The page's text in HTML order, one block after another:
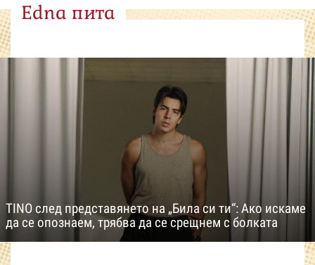
Edna пита
TINO след представянето на „Била си ти“: Ако искаме
да се опознаем, трябва да се срещнем с болката